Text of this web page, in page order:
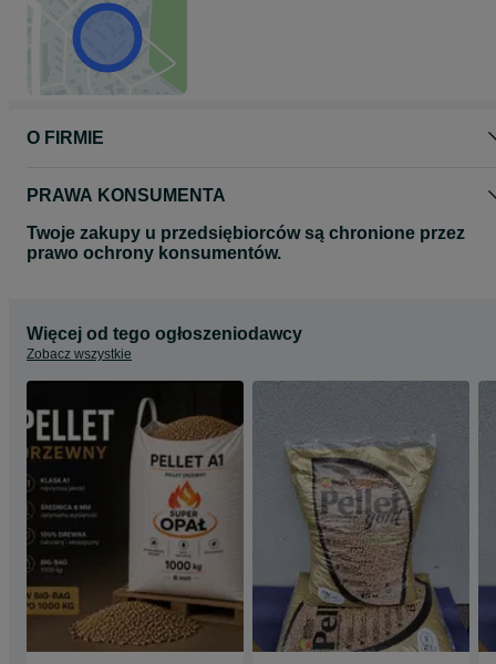
Brzezina Pęgów
"ODSŁUGUJEMY TAKŻE ODBIORCÓW HURTOWYCH"
Zapraszamy
handlowej w rozumieniu art. 71 Kodeksu Cywilnego. Ceny mogą
O FIRMIE
PRAWA KONSUMENTA
Twoje zakupy u przedsiębiorców są chronione przez
prawo ochrony konsumentów.
Więcej od tego ogłoszeniodawcy
Zobacz wszystkie